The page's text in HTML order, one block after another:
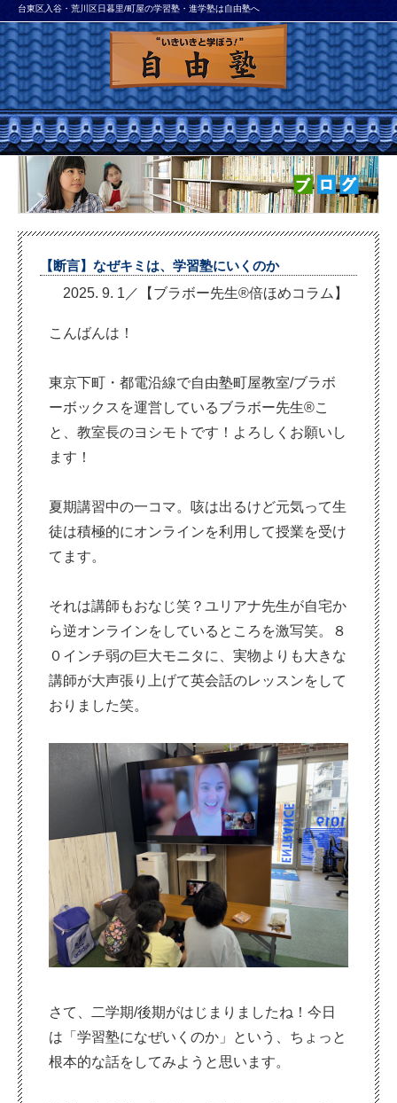
台東区入谷・荒川区日暮里/町屋の学習塾・進学塾は自由塾へ
【断言】なぜキミは、学習塾にいくのか
2025. 9. 1／【ブラボー先生®倍ほめコラム】
こんばんは！
東京下町・都電沿線で自由塾町屋教室/ブラボ
ーボックスを運営しているブラボー先生®こ
と、教室長のヨシモトです！よろしくお願いし
ます！
夏期講習中の一コマ。咳は出るけど元気って生
徒は積極的にオンラインを利用して授業を受け
てます。
それは講師もおなじ笑？ユリアナ先生が自宅か
ら逆オンラインをしているところを激写笑。８
０インチ弱の巨大モニタに、実物よりも大きな
講師が大声張り上げて英会話のレッスンをして
おりました笑。
さて、二学期/後期がはじまりましたね！今日
は「学習塾になぜいくのか」という、ちょっと
根本的な話をしてみようと思います。